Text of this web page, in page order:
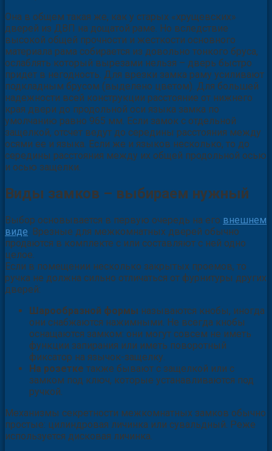
Она в общем такая же, как у старых «хрущевских»
дверей из ДВП на дощатой раме. Но вследствие
высокой общей прочности и жесткости основного
материала рама собирается из довольно тонкого бруса,
ослаблять который вырезами нельзя – дверь быстро
придет в негодность. Для врезки замка раму усиливают
подкладным брусом (выделено цветом). Для большей
надежности всей конструкции расстояние от нижнего
края двери до продольной оси языка замка по
умолчанию равно 965 мм. Если замок с отдельной
защелкой, отсчет ведут до середины расстояния между
осями ее и языка. Если же и языков несколько, то до
середины расстояния между их общей продольной осью
и осью защелки.
Виды замков – выбираем нужный
Выбор основывается в первую очередь на его внешнем
виде. Врезные для межкомнатных дверей обычно
продаются в комплекте с или составляют с ней одно
целое.
Если в помещении несколько закрытых проемов, то
ручка не должна сильно отличаться от фурнитуры других
дверей:
Шарообразной формы называются кнобы, иногда
они снабжаются нажимными. Не всегда кнобы
оснащаются замком: они могут совсем не иметь
функции запирания или иметь поворотный
фиксатор на язычок-защелку.
На розетке также бывают с защелкой или с
замком под ключ, которые устанавливаются под
ручкой.
Механизмы секретности межкомнатных замков обычно
простые: цилиндровая личинка или сувальдный. Реже
используется дисковая личинка.